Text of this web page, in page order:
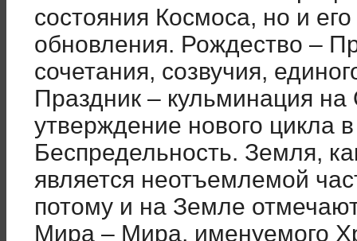
состояния Космоса, но и его
обновления. Рождество –
сочетания, созвучия,
Праздник – кульминация
утверждение нового цикла
Беспредельность. Земля,
является неотъемлемой
потому и на Земле
Мира – Мира, именуемого